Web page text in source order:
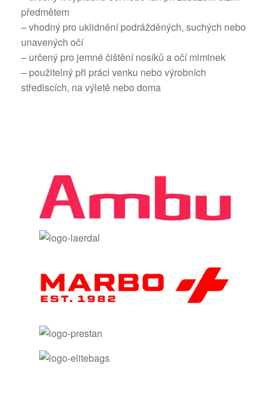
předmětem
– vhodný pro uklidnění podrážděných, suchých nebo
unavených očí
– určený pro jemné čištění nosíků a očí miminek
– použitelný při práci venku nebo výrobních
střediscích, na výletě nebo doma